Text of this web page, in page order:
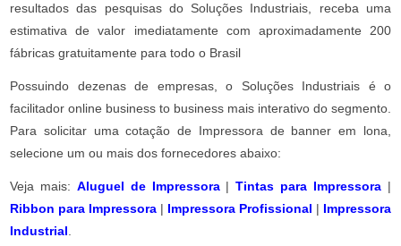
resultados das pesquisas do Soluções Industriais, receba uma
estimativa de valor imediatamente com aproximadamente 200
fábricas gratuitamente para todo o Brasil
Possuindo dezenas de empresas, o Soluções Industriais é o
facilitador online business to business mais interativo do segmento.
Para solicitar uma cotação de Impressora de banner em lona,
selecione um ou mais dos fornecedores abaixo:
Veja mais: Aluguel de Impressora|Tintas para Impressora |
Ribbon para Impressora | Impressora Profissional | Impressora
Industrial